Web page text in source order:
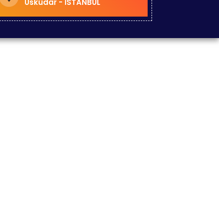
Üsküdar - İSTANBUL